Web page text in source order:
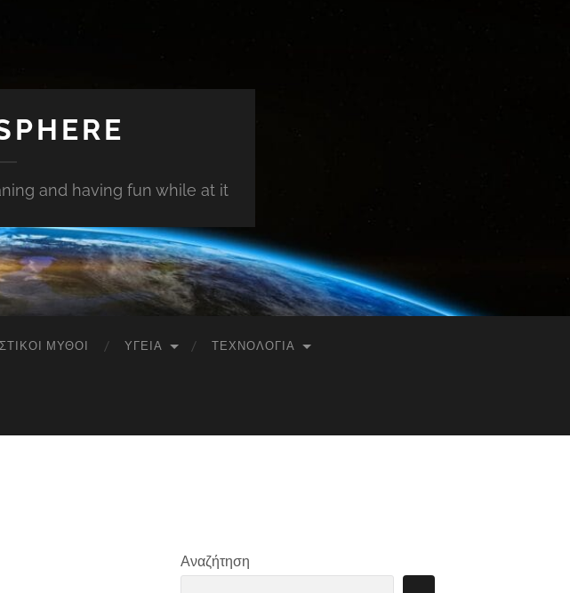
and having fun while at it
ΜΎΘΟΙ ΥΓΕΊΑ ΤΕΧΝΟΛΟΓΊΑ
Αναζήτηση